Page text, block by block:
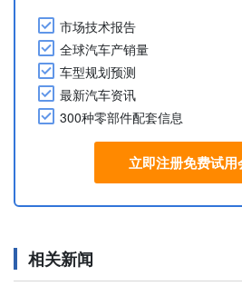
市场技术报告
全球汽车产销量
车型规划预测
最新汽车资讯
300种零部件配套信息
立即注册免费试用
相关新闻